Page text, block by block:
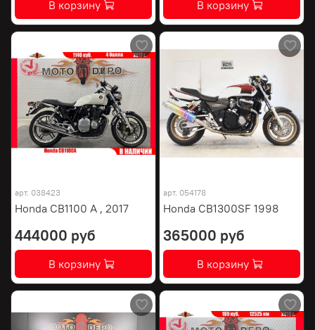
В корзину В корзину
арт. 038423
Honda CB1100 A , 2017
444000 руб
В корзину
арт. 054178
Honda CB1300SF 1998
365000 руб
В корзину